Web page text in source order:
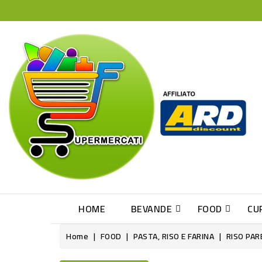
HOME BEVANDE FOOD
Home FOOD PASTA, RISO E FARINA RISO